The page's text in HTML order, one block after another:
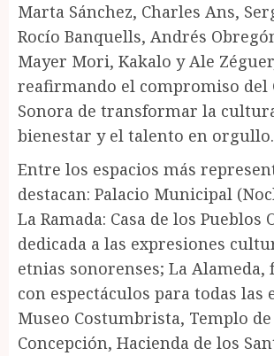
Marta Sánchez, Charles Ans,
Rocío Banquells, Andrés
Mayer Mori, Kakalo y Ale
reafirmando el compromiso del
Sonora de transformar la
bienestar y el talento en orgullo.
Entre los espacios más
destacan: Palacio Municipal
La Ramada: Casa de los
dedicada a las expresiones
etnias sonorenses; La
con espectáculos para todas las
Museo Costumbrista, Templo
Concepción, Hacienda de los